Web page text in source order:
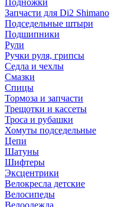
Подножки
Запчасти для Di2 Shimano
Подседельные штыри
Подшипники
Рули
Ручки руля, грипсы
Седла и чехлы
Смазки
Спицы
Тормоза и запчасти
Трещотки и кассеты
Троса и рубашки
Хомуты подседельные
Цепи
Шатуны
Шифтеры
Эксцентрики
Велокресла детские
Велосипеды
Велоодежда